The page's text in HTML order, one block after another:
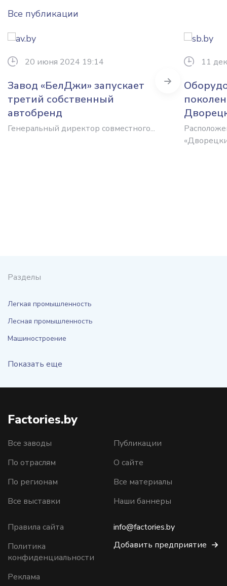
Все публикации
20 июня 2024 19:14
Завод «БелДжи» запускает
третий собственный
автобренд
Генеральный директор совместного...
11
Next
Разделы
Легкая промышленность
Лесная промышленность
Машиностроение
Показать еще
Factories.by
Все заводы
По отраслям
По регионам
Все выставки
Публикации
О сайте
Все материалы
Наши баннеры
Правила сайта
Политика
конфиденциальности
Реклама
info@factories.by
Добавить предприятие